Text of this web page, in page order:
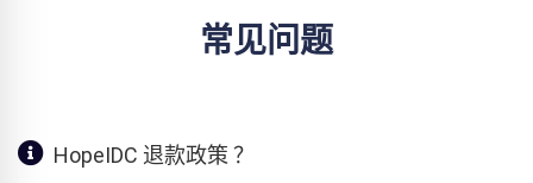
常见问题
HopeIDC 退款政策 ？